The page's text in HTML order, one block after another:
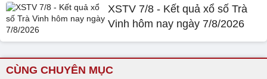
XSTV 7/8 - Kết quả xổ số Trà
Vinh hôm nay ngày 7/8/2026
CÙNG CHUYÊN MỤC